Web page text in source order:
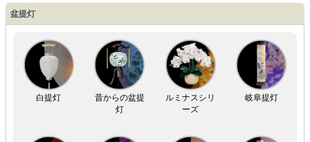
盆提灯
白提灯
昔からの盆提
灯
ルミナスシリ
ーズ
岐阜提灯